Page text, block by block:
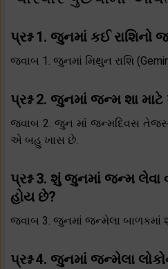
પ્રશ્ન 1. જુનમાં કઈ રાશિનો
જવાબ 1. જુનમાં મિથુન રાશિ
પ્રશ્ન 2. જુનમાં જન્મ શા
જવાબ 2. જુન માં જન્મદિવસ
એ બહુ ખાસ છે.
પ્રશ્ન 3. શું જુનમાં જન્મ લેવા
હોય છે?
જવાબ 3. જુનમાં જન્મેલા બાળકમાં
પ્રશ્ન 4. જુનમાં જન્મેલા